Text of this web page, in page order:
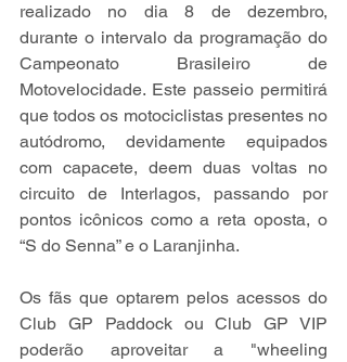
realizado no dia 8 de dezembro,
durante o intervalo da programação do
Campeonato Brasileiro de
Motovelocidade. Este passeio permitirá
que todos os motociclistas presentes no
autódromo, devidamente equipados
com capacete, deem duas voltas no
circuito de Interlagos, passando por
pontos icônicos como a reta oposta, o
“S do Senna” e o Laranjinha.
Os fãs que optarem pelos acessos do
Club GP Paddock ou Club GP VIP
poderão aproveitar a "wheeling